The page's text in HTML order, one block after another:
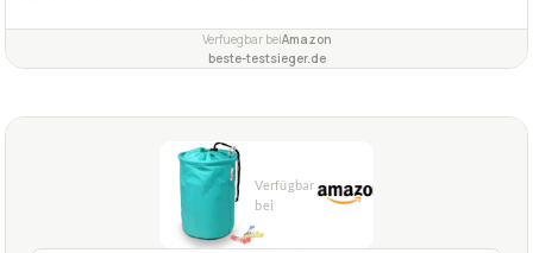
Verfuegbar beiAmazon
beste-testsieger.de